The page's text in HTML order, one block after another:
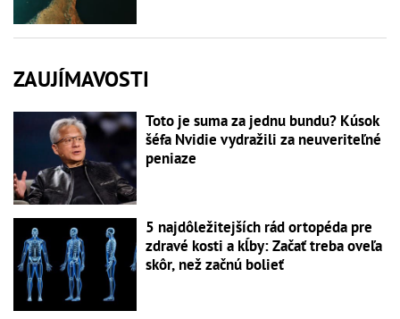
ZAUJÍMAVOSTI
Toto je suma za jednu bundu? Kúsok
šéfa Nvidie vydražili za neuveriteľné
peniaze
5 najdôležitejších rád ortopéda pre
zdravé kosti a kĺby: Začať treba oveľa
skôr, než začnú bolieť